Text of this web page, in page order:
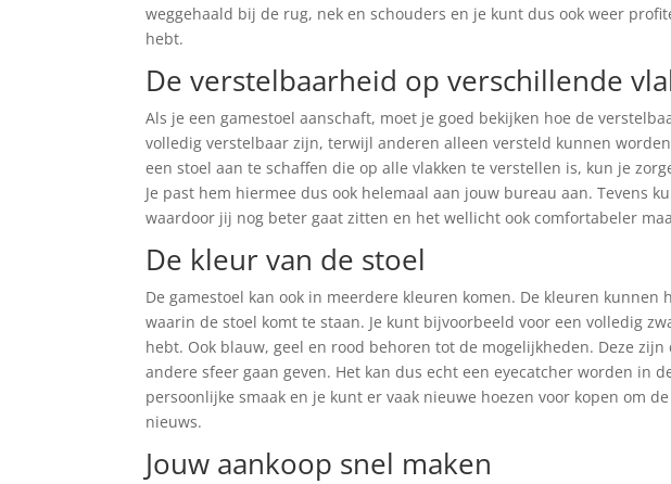
weggehaald bij de rug, nek en schouders en je kunt dus ook weer
hebt.
De verstelbaarheid op verschillende
Als je een gamestoel aanschaft, moet je goed bekijken hoe de
volledig verstelbaar zijn, terwijl anderen alleen versteld kunnen
een stoel aan te schaffen die op alle vlakken te verstellen is, kun je
Je past hem hiermee dus ook helemaal aan jouw bureau aan. Tevens
waardoor jij nog beter gaat zitten en het wellicht ook comfortabeler
De kleur van de stoel
De gamestoel kan ook in meerdere kleuren komen. De kleuren
waarin de stoel komt te staan. Je kunt bijvoorbeeld voor een volledig
hebt. Ook blauw, geel en rood behoren tot de mogelijkheden. Deze
andere sfeer gaan geven. Het kan dus echt een eyecatcher worden in
persoonlijke smaak en je kunt er vaak nieuwe hoezen voor kopen om
nieuws.
Jouw aankoop snel maken